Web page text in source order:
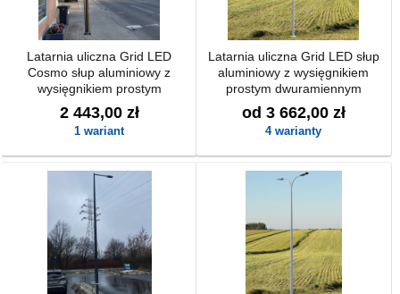
Latarnia uliczna Grid LED
Cosmo słup aluminiowy z
wysięgnikiem prostym
2 443,00 zł
1 wariant
Latarnia uliczna Grid LED słup
aluminiowy z wysięgnikiem
prostym dwuramiennym
od 3 662,00 zł
4 warianty